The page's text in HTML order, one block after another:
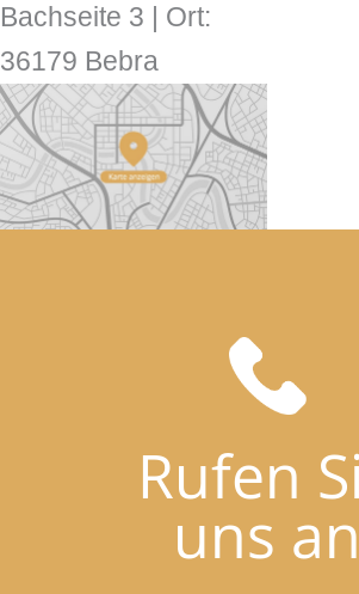
Bachseite 3 | Ort:
36179 Bebra
Rufen
uns an